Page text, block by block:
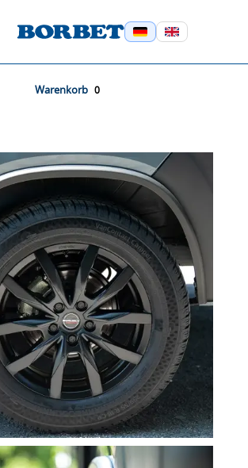
Warenkorb